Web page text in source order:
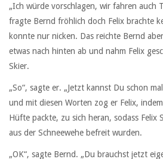
„Ich würde vorschlagen, wir fahren auch
fragte Bernd fröhlich doch Felix brachte
konnte nur nicken. Das reichte Bernd
etwas nach hinten ab und nahm Felix
Skier.
„So“, sagte er. „Jetzt kannst Du schon
und mit diesen Worten zog er Felix,
Hüfte packte, zu sich heran, sodass Felix
aus der Schneewehe befreit wurden.
„OK“, sagte Bernd. „Du brauchst jetzt